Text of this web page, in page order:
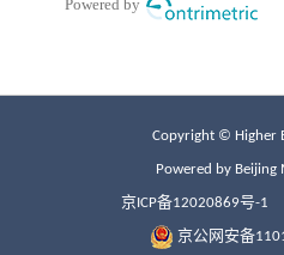
Copyright © Higher
Powered by Beijing
京ICP备12020869号-1
京公网安备